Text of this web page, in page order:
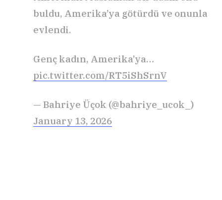
buldu, Amerika’ya götürdü ve onunla
evlendi.
Genç kadın, Amerika’ya…
pic.twitter.com/RT5iShSrnV
— Bahriye Üçok (@bahriye_ucok_)
January 13, 2026